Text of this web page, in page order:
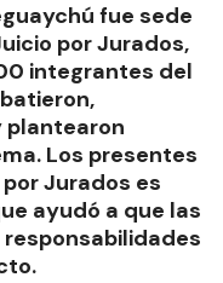
fue sede
por Jurados,
integrantes del
plantearon
Los presentes
Jurados es
ayudó a que las